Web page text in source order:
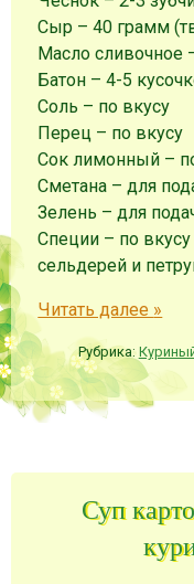
Сыр –40 грамм
Масло сливочное
Батон –4-5
Соль – по вкусу
Перец – по вкусу
Сок лимонный –
Сметана – для
Зелень – для
Специи – по вкусу
сельдерей и
Читать далее »
Рубрика:
Суп